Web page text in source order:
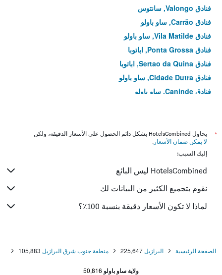
فنادق Valongo, سانتوس
فنادق Carrão, ساو باولو
فنادق Vila Matilde, ساو باولو
فنادق Ponta Grossa, اباتوبا
فنادق Sertao da Quina, اباتوبا
فنادق Cidade Dutra, ساو باولو
فنادق Caninde, ساو باولو
فنادق Jose Menino, سانتوس
فنادق Água Rasa, ساو باولو
فنادق Vila Maria, ساو باولو
فنادق Aparecida, سانتوس
*
يحاول HotelsCombined بشكل دائم الحصول على الأسعار الدقيقة، ولكن
لا يمكن ضمان الأسعار .
إليك السبب:
HotelsCombined ليس البائع
نقوم بتجميع الكثير من البيانات لك
لماذا لا تكون الأسعار دقيقة بنسبة 100٪؟
الصفحة الرئيسية البرازيل 225,647 منطقة جنوب شرق البرازيل 105,883
ولاية ساو باولو 50,816